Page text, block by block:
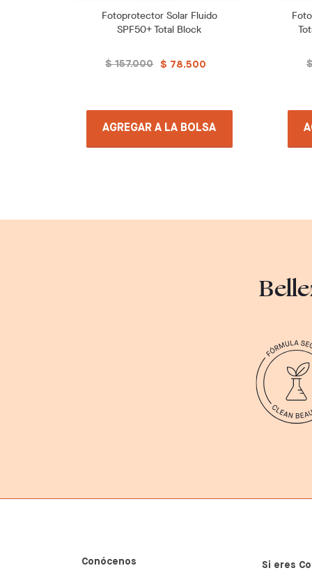
Fotoprotector Solar Fluido
SPF50+ Total Block
$ 157.000 $ 78.500
AGREGAR A LA BOLSA
Conócenos Si eres